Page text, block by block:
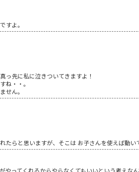
すよ。
っ先に私に泣きついてきますよ！
ね・・。
せん。
らと思いますが、そこは お子さんを使えば動い
ってくれるからやらなくてもいいという考えな